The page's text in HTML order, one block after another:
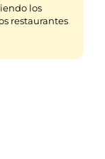
los
restaurantes